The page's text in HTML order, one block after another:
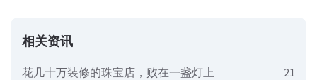
相关资讯
花几十万装修的珠宝店，败在一盏灯上
21